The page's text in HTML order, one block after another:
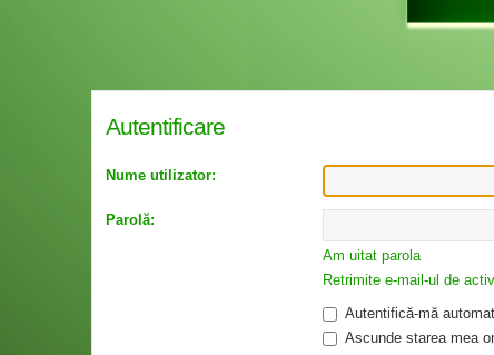
Autentificare
Nume utilizator:
Parolă:
Am uitat parola
Retrimite e-mail-ul de
Autentifică-mă
Ascunde starea mea